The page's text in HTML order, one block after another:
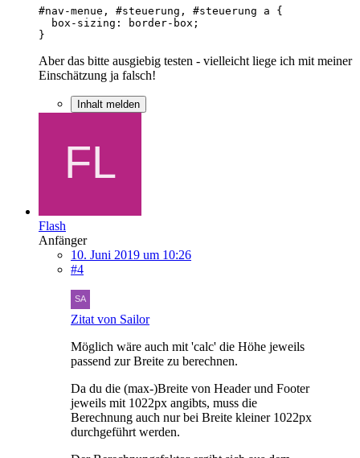
}
Aber das bitte ausgiebig testen - vielleicht liege ich mit meiner
Einschätzung ja falsch!
Inhalt melden
Flash
Anfänger
10. Juni 2019 um 10:26
#4
Zitat von Sailor
Möglich wäre auch mit 'calc' die Höhe jeweils
passend zur Breite zu berechnen.
Da du die (max-)Breite von Header und Footer
jeweils mit 1022px angibts, muss die
Berechnung auch nur bei Breite kleiner 1022px
durchgeführt werden.